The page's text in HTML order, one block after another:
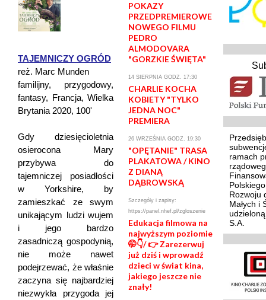
TAJEMNICZY OGRÓD
reż. Marc Munden
familijny, przygodowy,
fantasy, Francja, Wielka
Brytania 2020, 100'
Gdy dziesięcioletnia
osierocona Mary
przybywa do
tajemniczej posiadłości
w Yorkshire, by
zamieszkać ze swym
unikającym ludzi wujem
i jego bardzo
zasadniczą gospodynią,
nie może nawet
podejrzewać, że właśnie
zaczyna się najbardziej
niezwykła przygoda jej
POKAZY
PRZEDPREMIEROWE
NOWEGO FILMU
PEDRO
ALMODOVARA
"GORZKIE ŚWIĘTA"
14 SIERPNIA GODZ. 17:30
CHARLIE KOCHA
KOBIETY "TYLKO
JEDNA NOC"
PREMIERA
26 WRZEŚNIA GODZ. 19:30
"OPĘTANIE" TRASA
PLAKATOWA / KINO
Z DIANĄ
DĄBROWSKĄ
Szczegóły i zapisy:
https://panel.nhef.pl/zgloszenie
Edukacja filmowa na
najwyższym poziomie
🤭👇/ 👉 Zarezerwuj
już dziś i wprowadź
dzieci w świat kina,
jakiego jeszcze nie
znały!
ramach
Rozwoju
Małych i
S.A.